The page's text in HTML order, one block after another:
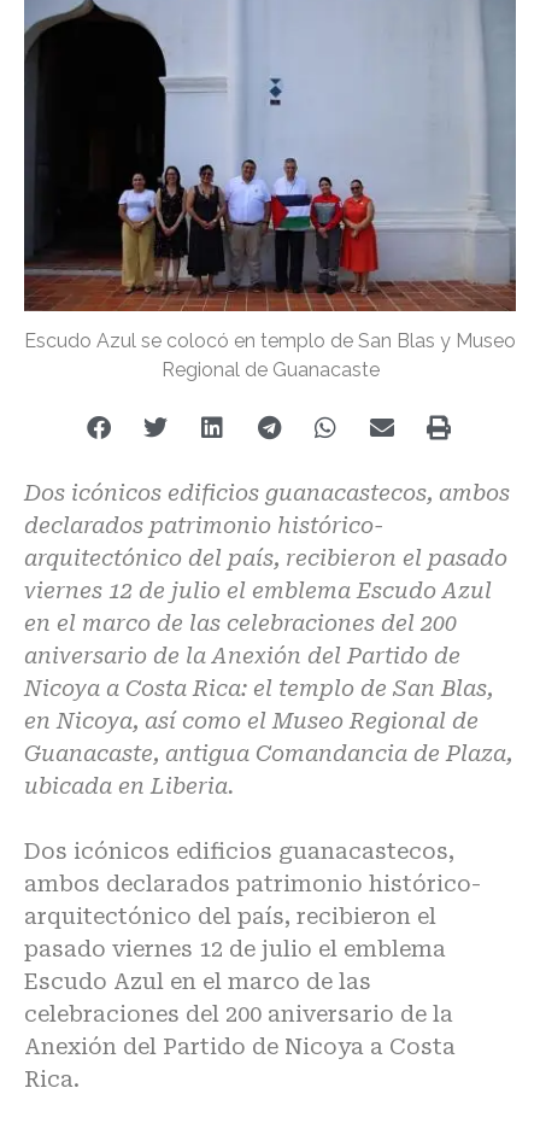
Escudo Azul se colocó en templo de San Blas y Museo
Regional de Guanacaste
Dos icónicos edificios guanacastecos, ambos
declarados patrimonio histórico-
arquitectónico del país, recibieron el pasado
viernes 12 de julio el emblema Escudo Azul
en el marco de las celebraciones del 200
aniversario de la Anexión del Partido de
Nicoya a Costa Rica: el templo de San Blas,
en Nicoya, así como el Museo Regional de
Guanacaste, antigua Comandancia de Plaza,
ubicada en Liberia.
Dos icónicos edificios guanacastecos,
ambos declarados patrimonio histórico-
arquitectónico del país, recibieron el
pasado viernes 12 de julio el emblema
Escudo Azul en el marco de las
celebraciones del 200 aniversario de la
Anexión del Partido de Nicoya a Costa
Rica.